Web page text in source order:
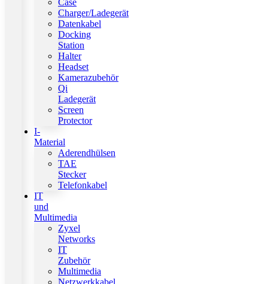
Charger/Ladegerät
Datenkabel
Docking
Station
Halter
Headset
Kamerazubehör
Qi
Ladegerät
Screen
Protector
I-
Material
Aderendhülsen
TAE
Stecker
Telefonkabel
IT
und
Multimedia
Zyxel
Networks
IT
Zubehör
Multimedia
Netzwerkkabel